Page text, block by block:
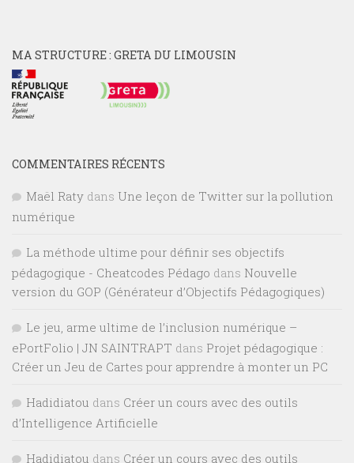
MA STRUCTURE : GRETA DU LIMOUSIN
COMMENTAIRES RÉCENTS
Maël Raty dans Une leçon de Twitter sur la pollution
numérique
La méthode ultime pour définir ses objectifs
pédagogique - Cheatcodes Pédago dans Nouvelle
version du GOP (Générateur d’Objectifs Pédagogiques)
Le jeu, arme ultime de l’inclusion numérique –
ePortFolio | JN SAINTRAPT dans Projet pédagogique :
Créer un Jeu de Cartes pour apprendre à monter un PC
Hadidiatou dans Créer un cours avec des outils
d’Intelligence Artificielle
Hadidiatou dans Créer un cours avec des outils